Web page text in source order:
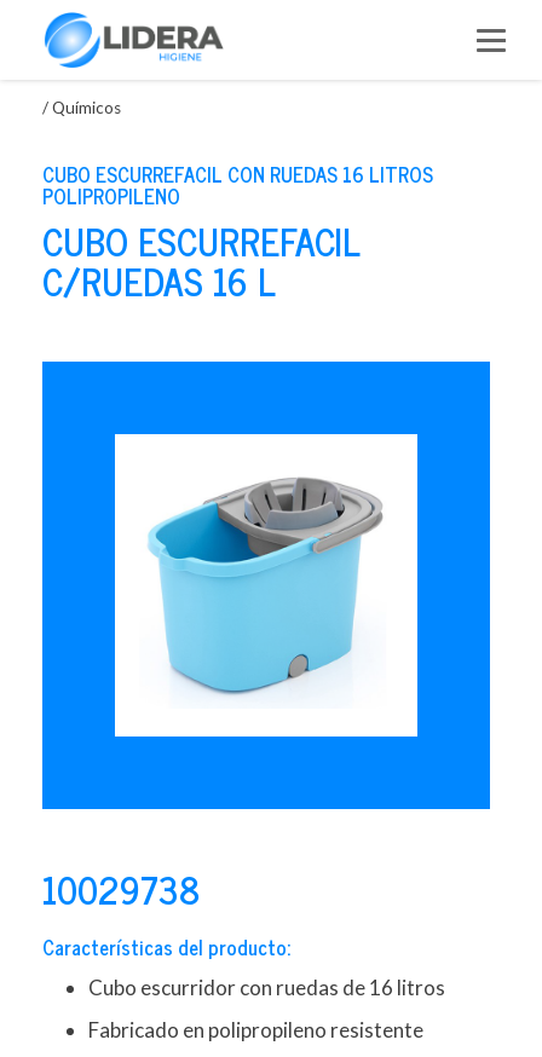
/Químicos
CUBO ESCURREFACIL CON RUEDAS 16 LITROS
POLIPROPILENO
CUBO ESCURREFACIL
C/RUEDAS 16 L
10029738
Características del producto:
Cubo escurridor con ruedas de 16 litros
Fabricado en polipropileno resistente